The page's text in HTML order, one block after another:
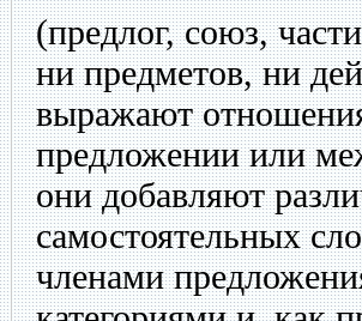
(предлог, союз,
ни предметов, ни
выражают
предложении или
они добавляют
самостоятельных
членами